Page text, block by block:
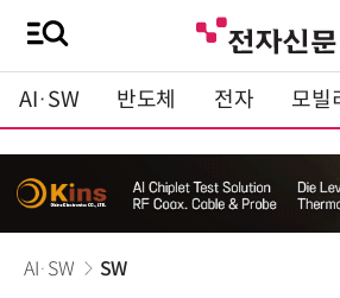
AI·SW 반도체 전자 모빌
AI·SW SW